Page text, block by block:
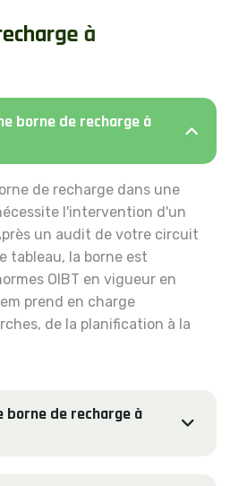
echarge à
borne de recharge à
de recharge dans une
l'intervention d'un
un audit de votre circuit
tableau, la borne est
OIBT en vigueur en
prend en charge
de la planification à la
borne de recharge à